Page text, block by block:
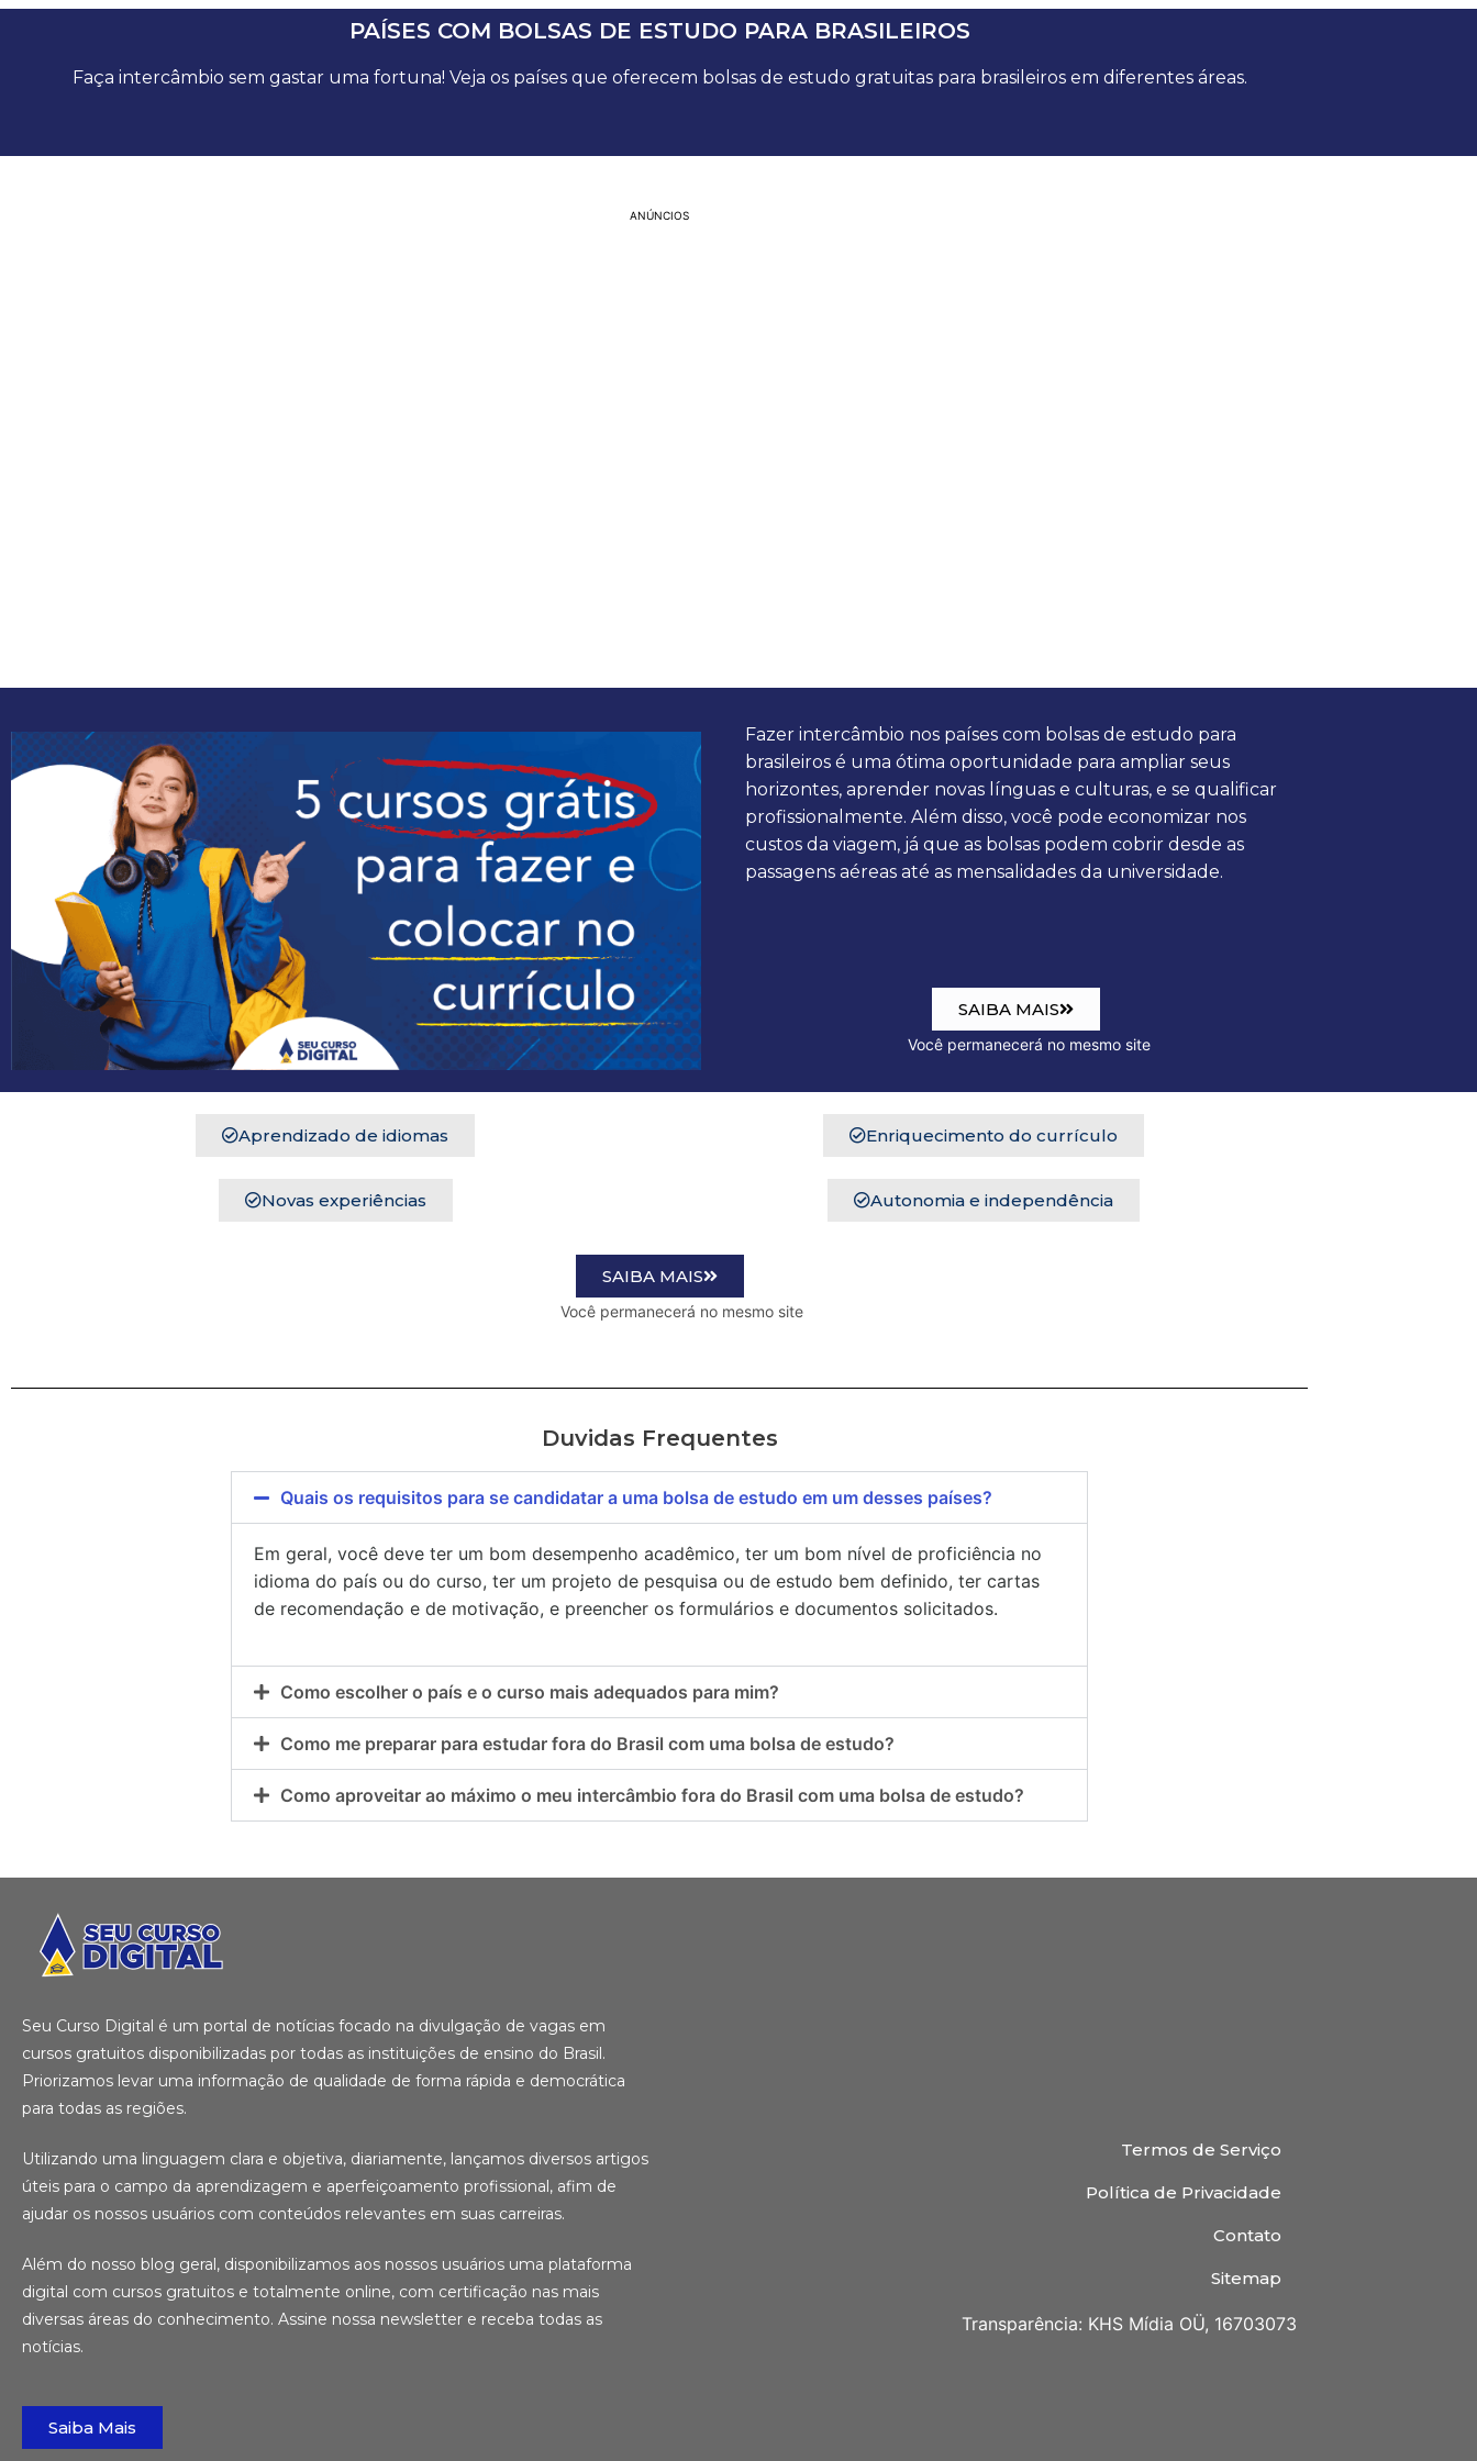
PAÍSES COM BOLSAS DE ESTUDO PARA BRASILEIROS
Faça intercâmbio sem gastar uma fortuna! Veja os países que oferecem bolsas de estudo gratuitas para brasileiros em diferentes áreas.
ANÚNCIOS
Fazer intercâmbio nos países com bolsas de estudo para
brasileiros é uma ótima oportunidade para ampliar seus
horizontes, aprender novas línguas e culturas, e se qualificar
profissionalmente. Além disso, você pode economizar nos
custos da viagem, já que as bolsas podem cobrir desde as
passagens aéreas até as mensalidades da universidade.
SAIBA MAIS
Você permanecerá no mesmo site
Aprendizado de idiomas Enriquecimento do currículo
Novas experiências Autonomia e independência
SAIBA MAIS
Você permanecerá no mesmo site
Duvidas Frequentes
Quais os requisitos para se candidatar a uma bolsa de estudo em um desses países?
Em geral, você deve ter um bom desempenho acadêmico, ter um bom nível de proficiência no
idioma do país ou do curso, ter um projeto de pesquisa ou de estudo bem definido, ter cartas
de recomendação e de motivação, e preencher os formulários e documentos solicitados.
Como escolher o país e o curso mais adequados para mim?
Como me preparar para estudar fora do Brasil com uma bolsa de estudo?
Como aproveitar ao máximo o meu intercâmbio fora do Brasil com uma bolsa de estudo?
Seu Curso Digital é um portal de notícias focado na divulgação de vagas em
cursos gratuitos disponibilizadas por todas as instituições de ensino do Brasil.
Priorizamos levar uma informação de qualidade de forma rápida e democrática
para todas as regiões.
Utilizando uma linguagem clara e objetiva, diariamente, lançamos diversos artigos
úteis para o campo da aprendizagem e aperfeiçoamento profissional, afim de
ajudar os nossos usuários com conteúdos relevantes em suas carreiras.
Além do nosso blog geral, disponibilizamos aos nossos usuários uma plataforma
digital com cursos gratuitos e totalmente online, com certificação nas mais
diversas áreas do conhecimento. Assine nossa newsletter e receba todas as
notícias.
Saiba Mais
Termos de Serviço
Política de Privacidade
Contato
Sitemap
Transparência: KHS Mídia OÜ, 16703073